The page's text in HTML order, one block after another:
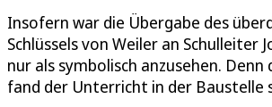
Insofern war die Übergabe des
Schlüssels von Weiler an Schulleiter
nur als symbolisch anzusehen. Denn
fand der Unterricht in der Baustelle